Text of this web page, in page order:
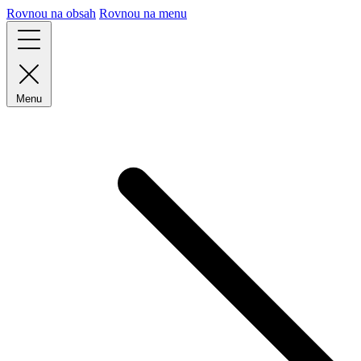
Rovnou na obsah Rovnou na menu
Menu